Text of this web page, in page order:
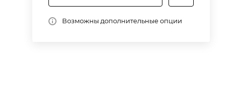
Возможны дополнительные опции